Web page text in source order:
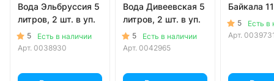
Вода Эльбруссия 5
литров, 2 шт. в уп.
5
Есть в наличии
Арт. 0038930
Вода Дивеевская 5
литров, 2 шт. в уп.
5
Есть в наличии
Арт. 0042965
Байкала
5
Есть в
Арт.